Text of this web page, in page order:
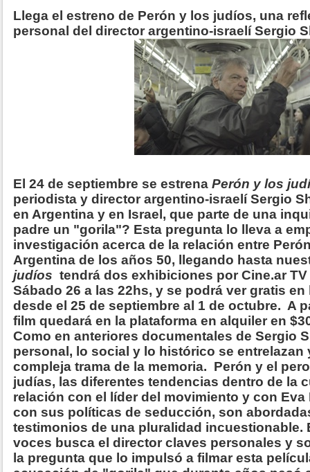
Llega el estreno de Perón y los judíos, una
personal del director argentino-israelí Sergio
El 24 de septiembre se estrena Perón y los
periodista y director argentino-israelí Sergio
en Argentina y en Israel, que parte de una
padre un "gorila"? Esta pregunta lo lleva a
investigación acerca de la relación entre
Argentina de los años 50, llegando hasta
judíos tendrá dos exhibiciones por Cine.ar
Sábado 26 a las 22hs, y se podrá ver gratis
desde el 25 de septiembre al 1 de octubre. A
film quedará en la plataforma en alquiler en
Como en anteriores documentales de Sergio
personal, lo social y lo histórico se entrelazan
compleja trama de la memoria. Perón y el
judías, las diferentes tendencias dentro de la
relación con el líder del movimiento y con Eva
con sus políticas de seducción, son
testimonios de una pluralidad incuestionable.
voces busca el director claves personales y
la pregunta que lo impulsó a filmar esta